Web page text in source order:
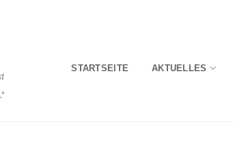
STARTSEITE AKTUELLES